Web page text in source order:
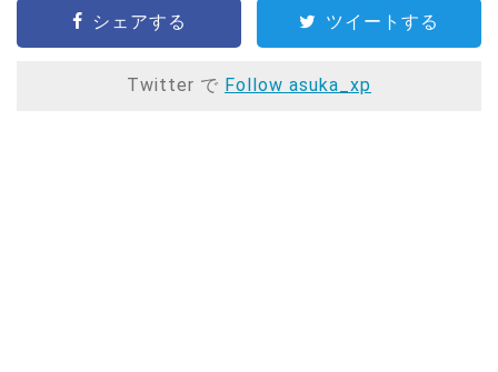
シェアする ツイートする
Twitter で Follow asuka_xp